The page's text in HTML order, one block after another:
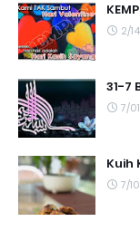
2/
31-7
7/
Kuih
7/